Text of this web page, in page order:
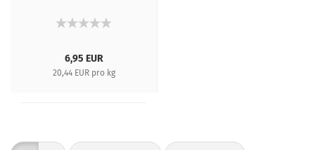
6,95 EUR
20,44 EUR pro kg